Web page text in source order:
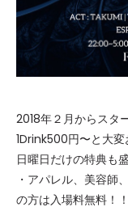
2018年２月からスタ
1Drink500円〜と大変
日曜日だけの特典も
・アパレル、美容師
の方は入場料無料！！